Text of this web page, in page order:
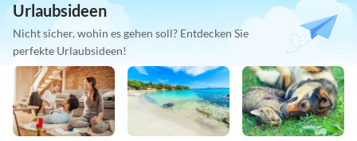
Urlaubsideen
Nicht sicher, wohin es gehen soll? Entdecken Sie
perfekte Urlaubsideen!